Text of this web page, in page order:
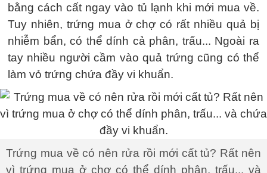
bằng cách cất ngay vào tủ lạnh khi mới mua về.
Tuy nhiên, trứng mua ở chợ có rất nhiều quả bị
nhiễm bẩn, có thể dính cả phân, trấu... Ngoài ra
tay nhiều người cầm vào quả trứng cũng có thể
làm vỏ trứng chứa đầy vi khuẩn.
Trứng mua về có nên rửa rồi mới cất tủ? Rất nên
vì trứng mua ở chợ có thể dính phân, trấu... và